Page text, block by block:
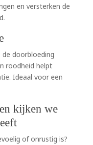
en versterken de
de doorbloeding
roodheid helpt
Ideaal voor een
kijken we
of onrustig is?